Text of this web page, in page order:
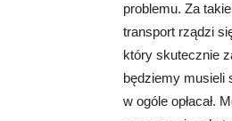
problemu. Za
transport rządzi
który skutecznie
będziemy musieli
w ogóle opłacał.